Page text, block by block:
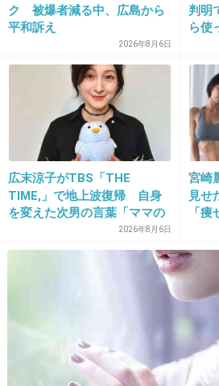
可愛い服は割引率が低い
割引率高い服は可愛くない
+218
15. 匿名2015/07/15(水) 16:41:04
ク 被爆者減る中、広島から
平和訴え
2026年8月6日
判明
ら使
広末涼子がTBS「THE
TIME,」で地上波復帰 自身
を変えた次男の言葉「ママの
ファンの人なら、知りたいん
じゃないか」
2026年8月6日
宮崎
見せ
「